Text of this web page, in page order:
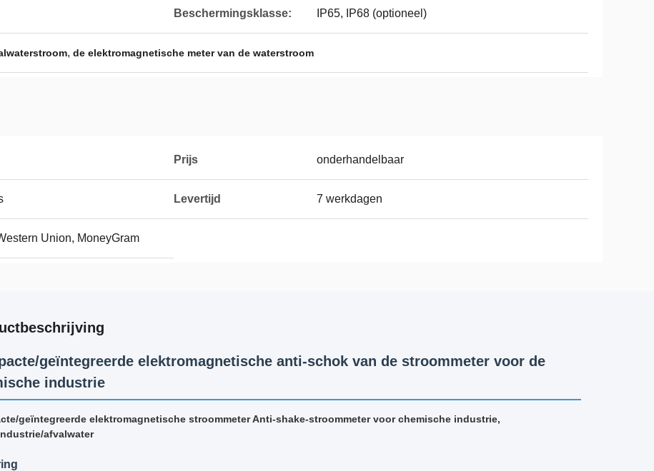
Beschermingsklasse: IP65, IP68 (optioneel)
, de elektromagnetische meter van de waterstroom
Prijs onderhandelbaar
Levertijd 7 werkdagen
Union, MoneyGram
geïntegreerde elektromagnetische anti-schok van de stroommeter voor de
industrie
geïntegreerde elektromagnetische stroommeter Anti-shake-stroommeter voor chemische industrie,
afvalwater